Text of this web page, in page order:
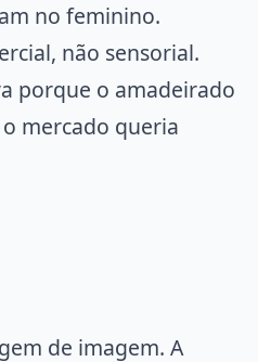
no feminino.
não sensorial.
porque o amadeirado
mercado queria
de imagem. A